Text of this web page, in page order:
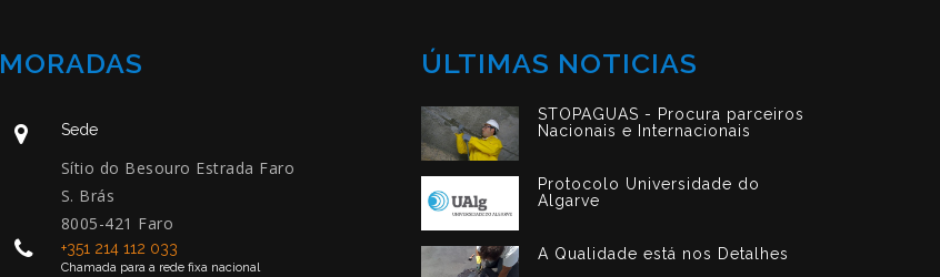
MORADAS
Sede
Sítio do Besouro Estrada Faro
S. Brás
8005-421 Faro
+351 214 112 033
Chamada para a rede fixa nacional
ÚLTIMAS NOTICIAS
STOPAGUAS - Procura parceiros
Nacionais e Internacionais
Protocolo Universidade do
Algarve
A Qualidade está nos Detalhes